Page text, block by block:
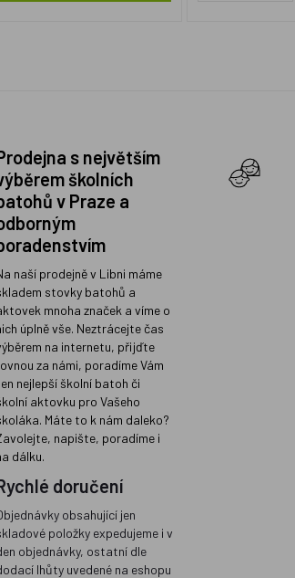
s největším
školních
v Praze a
naší prodejně v Libni máme
stovky batohů a
mnoha značek a víme o
úplně vše. Neztrácejte čas
na internetu, přijďte
za námi, poradíme Vám
nejlepší školní batoh či
aktovku pro Vašeho
Máte to k nám daleko?
napište, poradíme i
dálku.
doručení
obsahující jen
položky expedujeme i v
objednávky, ostatní dle
lhůty uvedené na eshopu